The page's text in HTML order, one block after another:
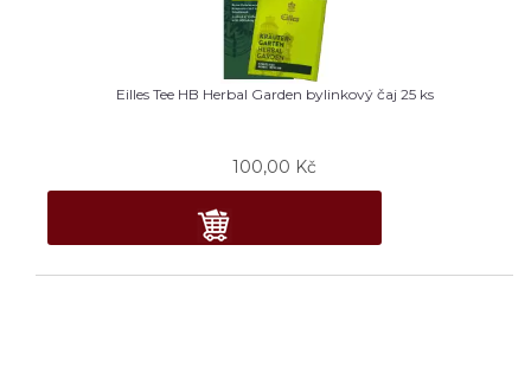
Eilles Tee HB Herbal Garden bylinkový čaj 25 ks
100,00 Kč